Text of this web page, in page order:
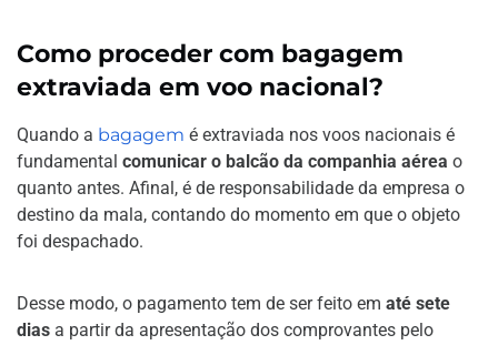
Como proceder com bagagem
extraviada em voo nacional?
Quando a bagagem é extraviada nos voos nacionais é
fundamental comunicar o balcão da companhia aérea o
quanto antes. Afinal, é de responsabilidade da empresa o
destino da mala, contando do momento em que o objeto
foi despachado.
Desse modo, o pagamento tem de ser feito em até sete
dias a partir da apresentação dos comprovantes pelo